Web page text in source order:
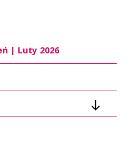
| Luty 2026